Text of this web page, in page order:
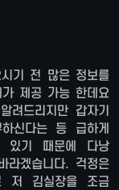
기 전 많은 정보를
제공 가능 한데요
드리지만 갑자기
신다는 등 급하게
기 때문에 다낭
라겠습니다. 걱정은
저 김실장을 조금